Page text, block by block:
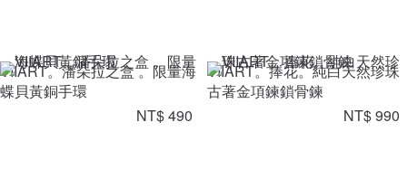
VIIART。潘朵拉之盒 。限量海
蝶貝黃銅手環
NT$ 490
VIIART。捧花。純白天然珍珠
古著金項鍊鎖骨鍊
NT$ 990